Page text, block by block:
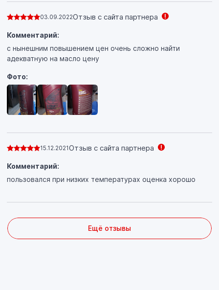
03.09.2022Отзыв с сайта партнера
Комментарий:
с нынешним повышением цен очень сложно найти
адекватную на масло цену
Фото:
15.12.2021Отзыв с сайта партнера
Комментарий:
пользовался при низких температурах оценка хорошо
Ещё отзывы